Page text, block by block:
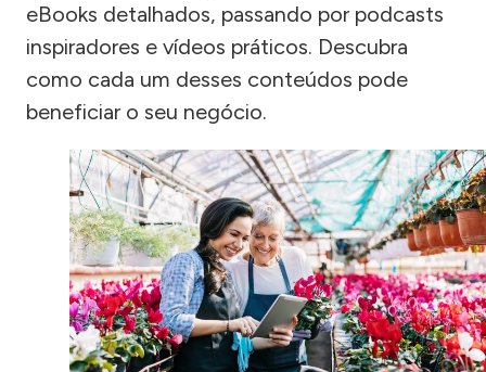
eBooks detalhados, passando por podcasts
inspiradores e vídeos práticos. Descubra
como cada um desses conteúdos pode
beneficiar o seu negócio.